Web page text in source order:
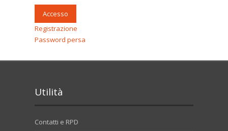
Accesso
Registrazione
Password persa
Utilità
Contatti e RPD